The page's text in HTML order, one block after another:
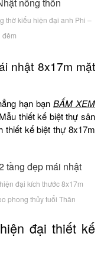
thờ kiểu hiện đại anh Phi –
đêm
nhật 8x17m mặt
hạn bạnBẤM XEM
thiết kế biệt thự sân
thiết kế biệt thự 8x17m
đại kích thước 8x17m
phong thủy tuổi Thân
hiện đại thiết kế